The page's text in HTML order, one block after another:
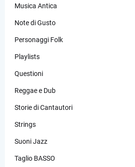
Musica Antica
Note di Gusto
Personaggi Folk
Playlists
Questioni
Reggae e Dub
Storie di Cantautori
Strings
Suoni Jazz
Taglio BASSO